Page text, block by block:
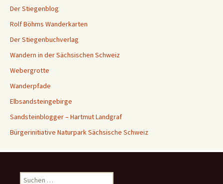
Der Stiegenblog
Rolf Böhms Wanderkarten
Der Stiegenbuchverlag
Wandern in der Sächsischen Schweiz
Webergrotte
Wanderpfade
Elbsandsteingebirge
Sandsteinblogger – Hartmut Landgraf
Bürgerinitiative Naturpark Sächsische Schweiz
Suchen